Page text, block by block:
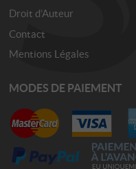
Droit d’Auteur
Contact
Mentions Légales
MODES DE PAIEMENT